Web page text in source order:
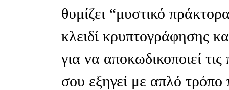
θυμίζει “μυστικό
κλειδί κρυπτογράφησης
για να αποκωδικοποιεί
σου εξηγεί με απλό τρόπο